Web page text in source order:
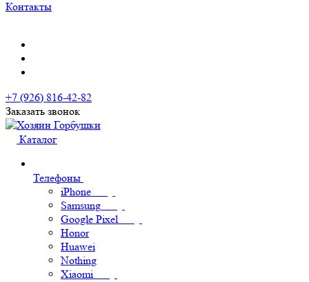
Контакты
+7 (926) 816-42-82
Заказать звонок
Каталог
Телефоны
iPhone
Samsung
Google Pixel
Honor
Huawei
Nothing
Xiaomi